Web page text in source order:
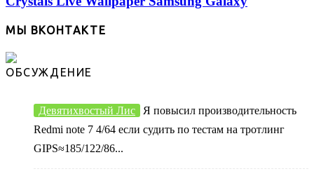
МЫ ВКОНТАКТЕ
ОБСУЖДЕНИЕ
Девятихвостый Лис
Я повысил производительность
Redmi note 7 4/64 если судить по тестам на тротлинг
GIPS≈185/122/86...